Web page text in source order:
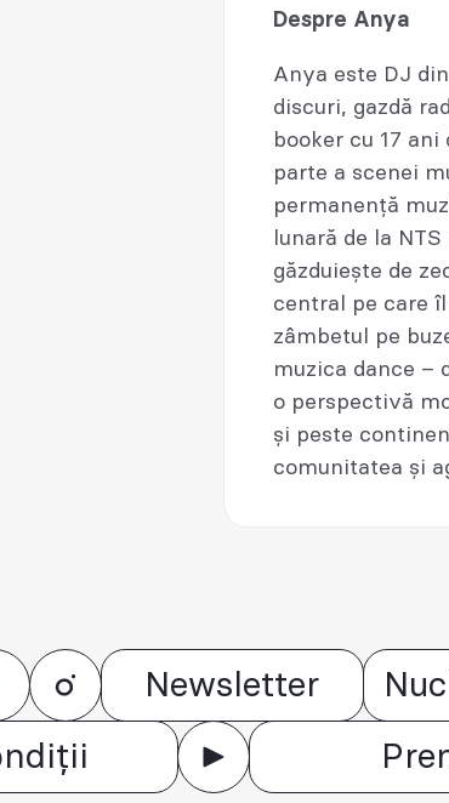
Despre Anya
Anya este DJ
discuri, gazdă
booker cu 17
parte a scenei
permanență
lunară de la
găzduiește de
central pe care
zâmbetul pe
muzica dance –
o perspectivă
și peste
comunitatea și
Newsletter